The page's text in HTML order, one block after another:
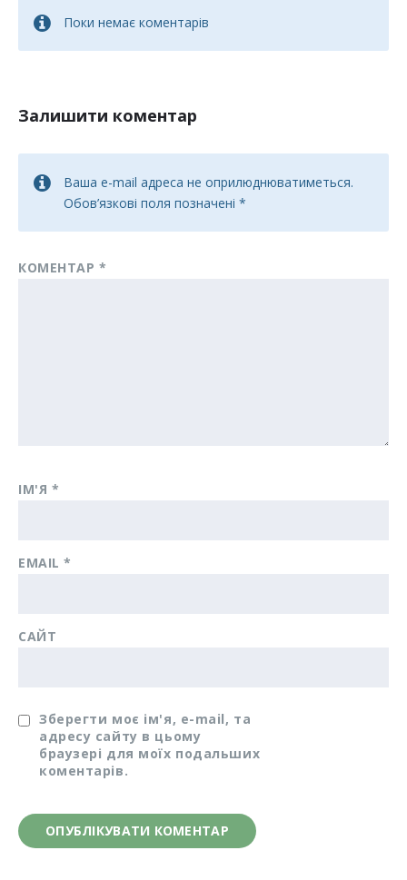
Поки немає коментарів
Залишити коментар
Ваша e-mail адреса не оприлюднюватиметься.
Обов’язкові поля позначені *
КОМЕНТАР*
ІМ'Я *
EMAIL*
САЙТ
Зберегти моє ім'я, e-mail, та
адресу сайту в цьому
браузері для моїх подальших
коментарів.